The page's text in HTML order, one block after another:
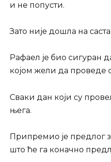
и не попусти.
Зато није дошла на
Рафаел је био сигуран
којом жели да проведе
Сваки дан који су
њега.
Припремио је предлог
што ће га коначно